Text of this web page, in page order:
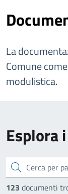
La
Comune
modulistica.
Esplora
cerca
123 documenti